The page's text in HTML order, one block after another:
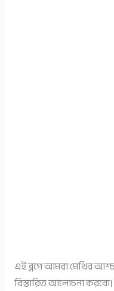
এই ব্লগে আমরা মেথির
বিস্তারিত আলোচনা করবো।